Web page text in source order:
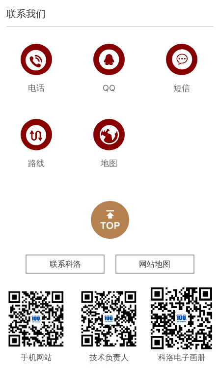
联系我们
电话 QQ 短信
路线 地图
联系科洛 网站地图
手机网站 技术负责人
科洛电子画册